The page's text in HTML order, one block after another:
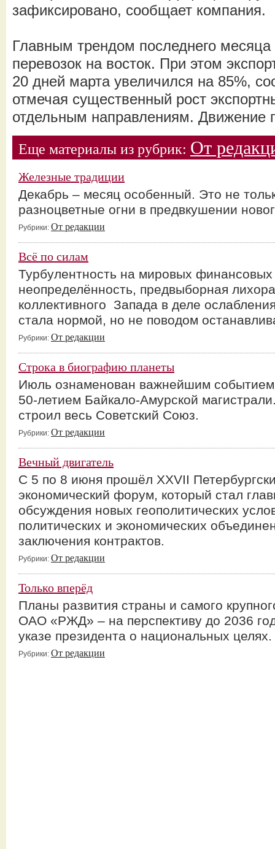
зафиксировано, сообщает компания.
Главным трендом последнего месяца
перевозок на восток. При этом
20 дней марта увеличился на 85%,
отмечая существенный рост
отдельным направлениям. Движение
Еще материалы из рубрик: От
Железные традиции
Декабрь – месяц особенный. Это не
разноцветные огни в предвкушении
Рубрики: От редакции
Всё по силам
Турбулентность на мировых финансовых
неопределённость, предвыборная
коллективного Запада в деле
стала нормой, но не поводом
Рубрики: От редакции
Строка в биографию планеты
Июль ознаменован важнейшим
50-летием Байкало-Амурской
строил весь Советский Союз.
Рубрики: От редакции
Вечный двигатель
С 5 по 8 июня прошёл XXVII
экономический форум, который стал
обсуждения новых геополитических
политических и экономических
заключения контрактов.
Рубрики: От редакции
Только вперёд
Планы развития страны и самого
ОАО «РЖД» – на перспективу до 2036
указе президента о национальных целях.
Рубрики: От редакции